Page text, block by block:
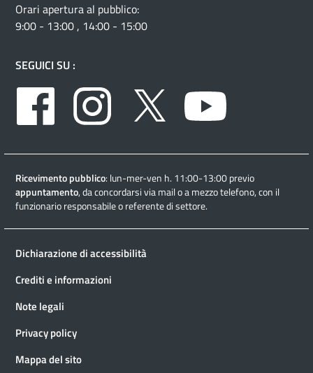
Orari apertura al pubblico:
9:00 - 13:00 , 14:00 - 15:00
SEGUICI SU :
Facebook
Instagram Twitter
Ricevimento pubblico: lun-mer-ven h. 11:00-13:00 previo
appuntamento, da concordarsi via mail o a mezzo telefono, con il
funzionario responsabile o referente di settore.
Dichiarazione di accessibilità
Crediti e informazioni
Note legali
Privacy policy
Mappa del sito